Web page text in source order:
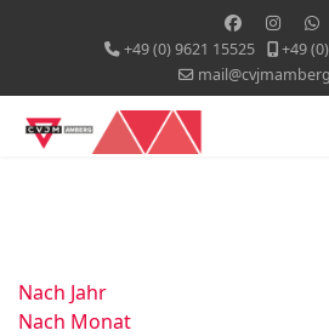
+49 (0) 9621 15525
+49
Nach Jahr
Nach Monat